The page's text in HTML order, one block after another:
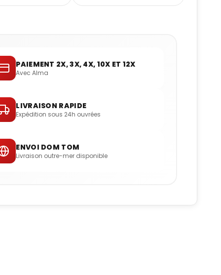
PAIEMENT 2X, 3X, 4X, 10X ET 12X
Avec Alma
LIVRAISON RAPIDE
Expédition sous 24h ouvrées
ENVOI DOM TOM
Livraison outre-mer disponible